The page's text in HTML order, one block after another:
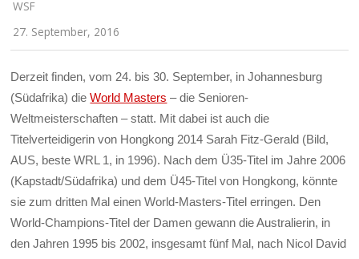
WSF
27. September, 2016
Derzeit finden, vom 24. bis 30. September, in Johannesburg
(Südafrika) dieWorld Masters – die Senioren-
Weltmeisterschaften – statt. Mit dabei ist auch die
Titelverteidigerin von Hongkong 2014 Sarah Fitz-Gerald (Bild,
AUS, beste WRL 1, in 1996). Nach dem Ü35-Titel im Jahre 2006
(Kapstadt/Südafrika) und dem Ü45-Titel von Hongkong, könnte
sie zum dritten Mal einen World-Masters-Titel erringen. Den
World-Champions-Titel der Damen gewann die Australierin, in
den Jahren 1995 bis 2002, insgesamt fünf Mal, nach Nicol David